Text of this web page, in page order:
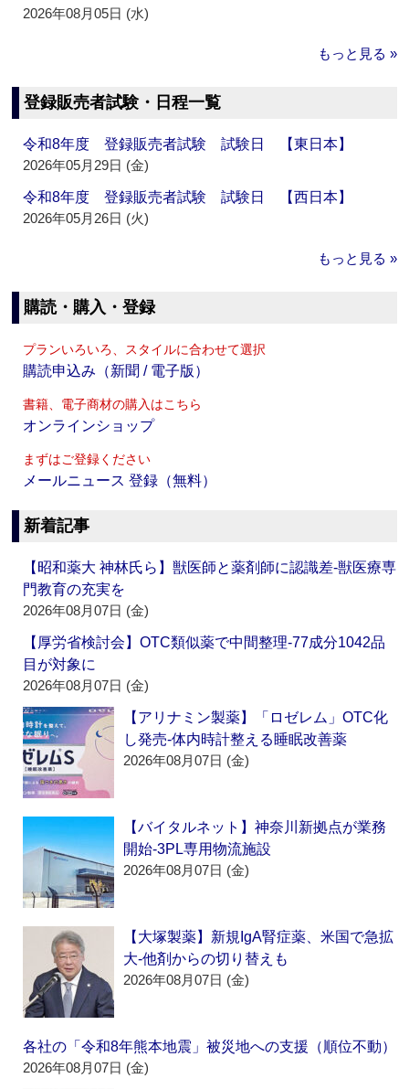
2026年08月05日 (水)
もっと見る »
登録販売者試験・日程一覧
令和8年度 登録販売者試験 試験日 【東日本】
2026年05月29日 (金)
令和8年度 登録販売者試験 試験日 【西日本】
2026年05月26日 (火)
もっと見る »
購読・購入・登録
プランいろいろ、スタイルに合わせて選択
購読申込み（新聞 / 電子版）
書籍、電子商材の購入はこちら
オンラインショップ
まずはご登録ください
メールニュース 登録（無料）
新着記事
【昭和薬大 神林氏ら】獣医師と薬剤師に認識差‐獣医療専
門教育の充実を
2026年08月07日 (金)
【厚労省検討会】OTC類似薬で中間整理‐77成分1042品
目が対象に
2026年08月07日 (金)
【アリナミン製薬】「ロゼレム」OTC化
し発売‐体内時計整える睡眠改善薬
2026年08月07日 (金)
【バイタルネット】神奈川新拠点が業務
開始‐3PL専用物流施設
2026年08月07日 (金)
【大塚製薬】新規IgA腎症薬、米国で急拡
大‐他剤からの切り替えも
2026年08月07日 (金)
各社の「令和8年熊本地震」被災地への支援（順位不動）
2026年08月07日 (金)